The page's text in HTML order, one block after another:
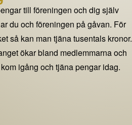
till föreningen och dig själv
du och föreningen på gåvan. För
så kan man tjäna tusentals kronor.
ökar bland medlemmarna och
igång och tjäna pengar idag.